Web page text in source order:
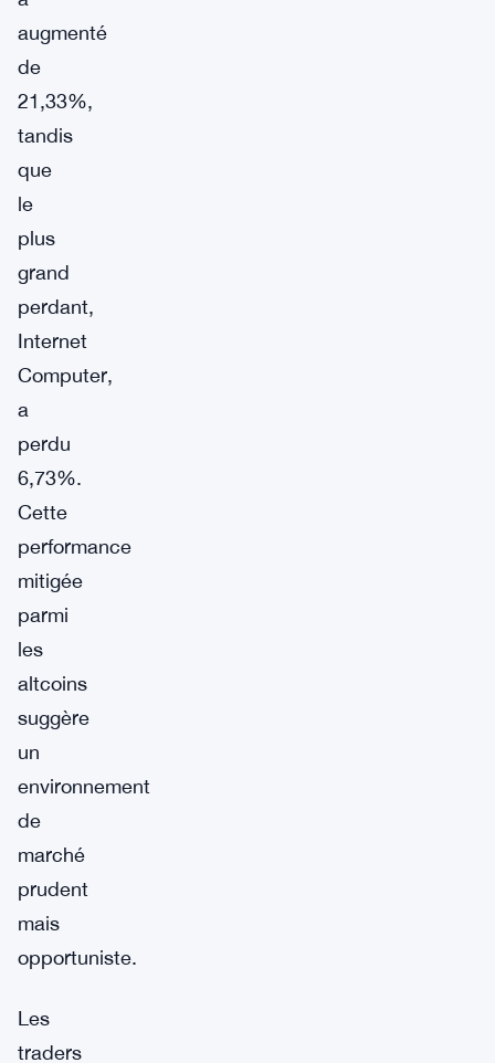
augmenté
de
21,33%,
tandis
que
le
plus
grand
perdant,
Internet
Computer,
a
perdu
6,73%.
Cette
performance
mitigée
parmi
les
altcoins
suggère
un
environnement
de
marché
prudent
mais
opportuniste.
Les
traders